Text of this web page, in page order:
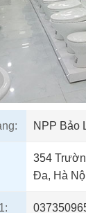
NPP Bảo
354
Đa, Hà